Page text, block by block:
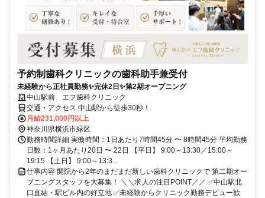
予約制歯科クリニックの歯科助手兼受付
未経験から正社員勤務✨完休2日✨第2期オープニング
中山駅前 エフ歯科クリニック
交通・アクセス 中山駅から徒歩30秒！
月給231,000円以上
神奈川県横浜市緑区
勤務時間詳細 実働時間：1日あたり7時間45分 〜 8時間45分 平均勤務
日数：1ヶ月あたり20日 〜 22日 【平日】 9:00～13:30／15:00～
19:15 【土日】 9:00～13:3...
仕事内容 開院から2年のまだまだ新しい歯科クリニックで 第二期オー
プニングスタッフを大募集！ ＼＼求人の注目POINT／／ ✅中山駅北
口直結・駅ビル内の好立地 ✅未経験からクリニック勤務デビュー歓